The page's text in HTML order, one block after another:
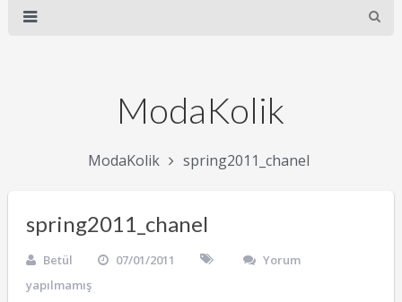
ModaKolik
ModaKolik spring2011_chanel
spring2011_chanel
Betül 07/01/2011
Yorum
yapılmamış